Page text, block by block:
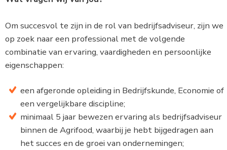
Om succesvol te zijn in de rol van bedrijfsadviseur, zijn we
op zoek naar een professional met de volgende
combinatie van ervaring, vaardigheden en persoonlijke
eigenschappen:
een afgeronde opleiding in Bedrijfskunde, Economie of
een vergelijkbare discipline;
minimaal 5 jaar bewezen ervaring als bedrijfsadviseur
binnen de Agrifood, waarbij je hebt bijgedragen aan
het succes en de groei van ondernemingen;